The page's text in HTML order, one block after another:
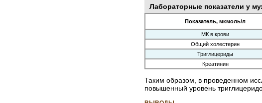
Лабораторные показатели у
Показатель, мкмоль/л
МК в крови
Общий холестерин
Триглицериды
Креатинин
Таким образом, в проведенном
повышенный уровень